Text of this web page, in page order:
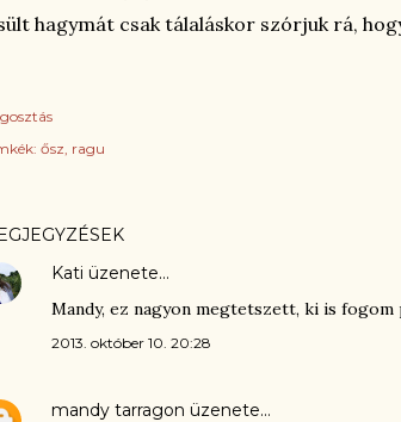
hagymát csak tálaláskor szórjuk rá,
ősz ragu
Kati üzenete…
Mandy, ez nagyon megtetszett, ki is fogom
2013. október 10. 20:28
mandy tarragon üzenete…